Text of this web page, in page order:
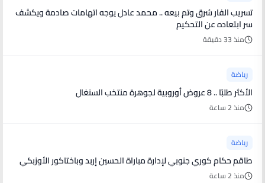
تسريب الفار سُرق وتم بيعه .. محمد عادل يوجه اتهامات صادمة ويكشف
سر ابتعاده عن التحكيم
منذ 33 دقيقة
رياضة
الأكثر طلبًا .. 8 عروض أوروبية لجوهرة منتخب السنغال
منذ 2 ساعة
رياضة
طاقم حكام كوري جنوبي لإدارة مباراة الحسين إربد وباختاكور الأوزبكي
منذ 2 ساعة